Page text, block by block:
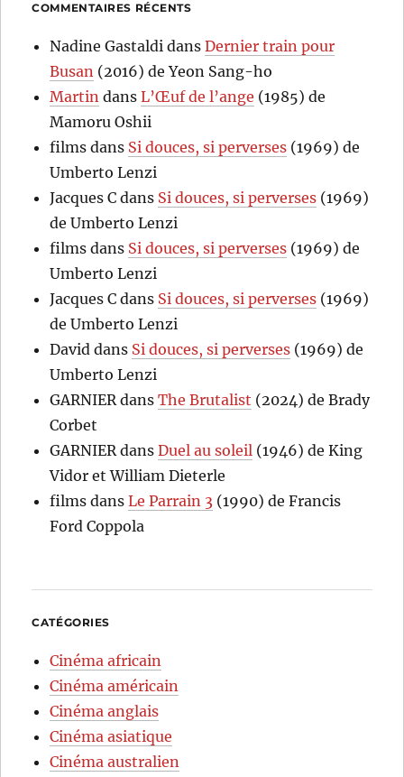
COMMENTAIRES RÉCENTS
Nadine Gastaldi dansDernier train pour
Busan (2016) de Yeon Sang-ho
Martin dansL’Œuf de l’ange (1985) de
Mamoru Oshii
films dans Si douces, si perverses (1969) de
Umberto Lenzi
Jacques C dans Si douces, si perverses (1969)
de Umberto Lenzi
films dans Si douces, si perverses (1969) de
Umberto Lenzi
Jacques C dans Si douces, si perverses (1969)
de Umberto Lenzi
David dans Si douces, si perverses (1969) de
Umberto Lenzi
GARNIERdansThe Brutalist (2024) de Brady
Corbet
GARNIERdansDuel au soleil (1946) de King
Vidor et William Dieterle
films dansLe Parrain 3 (1990) de Francis
Ford Coppola
CATÉGORIES
Cinéma africain
Cinéma américain
Cinéma anglais
Cinéma asiatique
Cinéma australien